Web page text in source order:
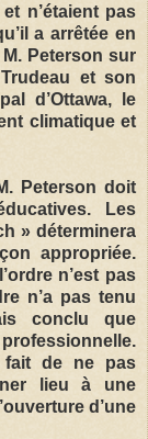
n’étaient pas
a arrêtée en
Peterson sur
et son
d’Ottawa, le
climatique et
Peterson doit
Les
» déterminera
appropriée.
n’est pas
n’a pas tenu
conclu que
fait de ne pas
lieu à une
d’une